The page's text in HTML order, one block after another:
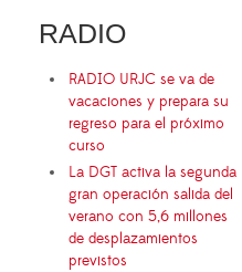
RADIO
RADIO URJC se va de
vacaciones y prepara su
regreso para el próximo
curso
La DGT activa la segunda
gran operación salida del
verano con 5,6 millones
de desplazamientos
previstos